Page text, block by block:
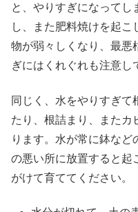
と、やりすぎになってし
し、また肥料焼けを起
物が弱々しくなり、最悪
ぎにはくれぐれも注意し
同じく、水をやりすぎて
たり、根詰まり、またカ
ります。水が常に鉢など
の悪い所に放置すると起
がけて育ててください。